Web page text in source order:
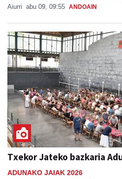
Aiurri abu 09, 09:55 ANDOAIN
Txekor Jateko bazkaria
ADUNAKO JAIAK 2026